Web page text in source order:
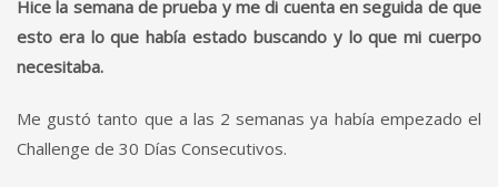
Hice la semana de prueba y me di cuenta en seguida de que
esto era lo que había estado buscando y lo que mi cuerpo
necesitaba.
Me gustó tanto que a las 2 semanas ya había empezado el
Challenge de 30 Días Consecutivos.